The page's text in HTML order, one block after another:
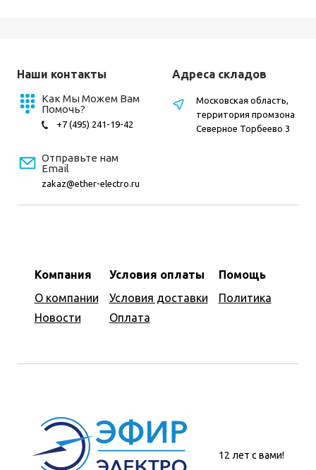
Наши контакты
Как Мы Можем Вам
Помочь?
+7 (495) 241-19-42
Отправьте нам
Email
zakaz@ether-electro.ru
Компания
О компании
Новости
Условия оплаты
Условия доставки
Оплата
Помощь
Политика
Адреса складов
Московская область,
территория промзона
Северное Торбеево 3
12 лет с вами!